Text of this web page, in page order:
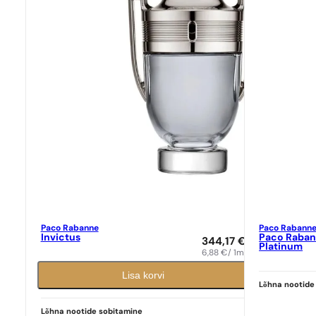
Paco RabanneN° 638
Paco Rabanne
Invictus 344,17 €
6,88 €/ 1ml
Lisa korvi
Lõhna nootide sobitamine
Paco
Paco
Platinum
Lõhna